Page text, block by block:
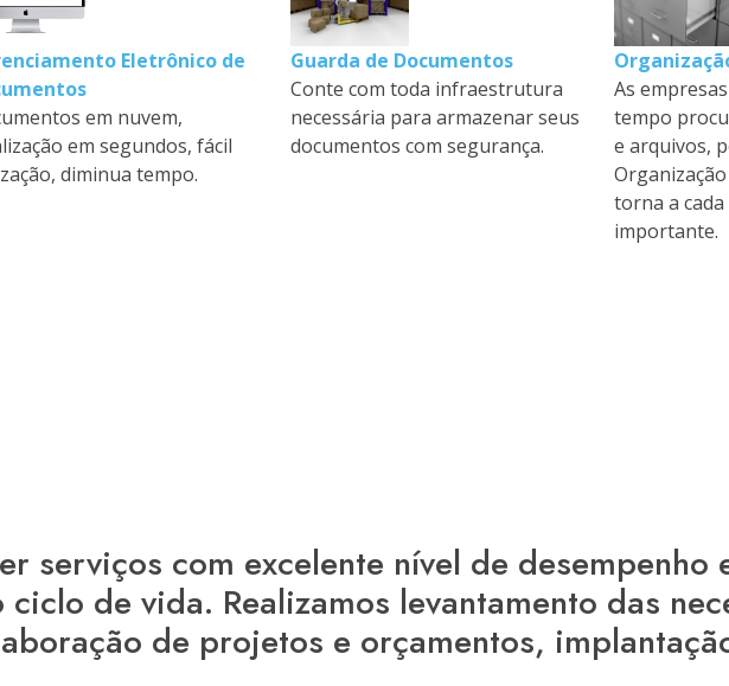
Eletrônico de
em nuvem,
em segundos, fácil
diminua tempo.
Guarda de Documentos
Conte com toda infraestrutura
necessária para armazenar seus
documentos com segurança.
As
tempo
e arquivos,
torna a cada
importante.
serviços com excelente nível de desempenho
de vida. Realizamos levantamento das
de projetos e orçamentos,